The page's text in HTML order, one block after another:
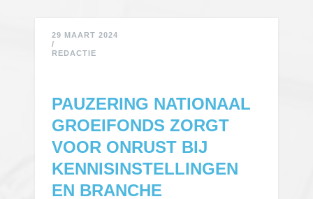
29 MAART 2024
/
REDACTIE
PAUZERING NATIONAAL
GROEIFONDS ZORGT
VOOR ONRUST BIJ
KENNISINSTELLINGEN
EN BRANCHE